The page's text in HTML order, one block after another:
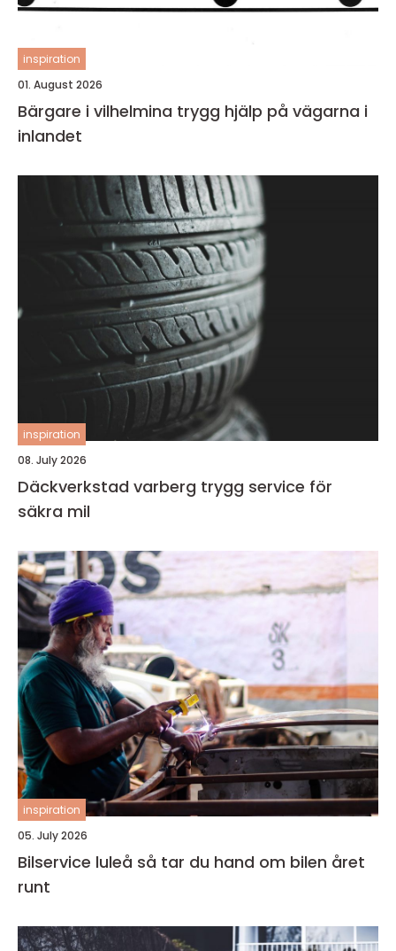
inspiration
01. August 2026
Bärgare i vilhelmina trygg hjälp på vägarna i
inlandet
inspiration
08. July 2026
Däckverkstad varberg trygg service för
säkra mil
inspiration
05. July 2026
Bilservice luleå så tar du hand om bilen året
runt